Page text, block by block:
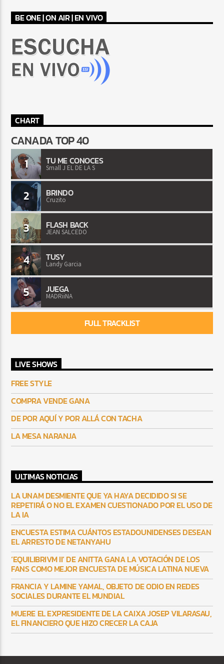
BE ONE | ON AIR | EN VIVO
CHART
CANADA TOP 40
1 TU ME CONOCES
Small J EL DE LA S
2 BRINDO
Cruzito
3 FLASH BACK
JEAN SALCEDO
4 TUSY
Landy Garcia
5 JUEGA
MADRiiNA
FULL TRACKLIST
LIVE SHOWS
FREE STYLE
COMPRA VENDE GANA
DE POR AQUÍ Y POR ALLÁ CON TACHA
LA MESA NARANJA
ULTIMAS NOTICIAS
LA UNAM DESMIENTE QUE YA HAYA DECIDIDO SI SE
REPETIRÁ O NO EL EXAMEN CUESTIONADO POR EL USO DE
LA IA
ENCUESTA ESTIMA CUÁNTOS ESTADOUNIDENSES DESEAN
EL ARRESTO DE NETANYAHU
‘EQUILIBRIVM II’ DE ANITTA GANA LA VOTACIÓN DE LOS
FANS COMO MEJOR ENCUESTA DE MÚSICA LATINA NUEVA
FRANCIA Y LAMINE YAMAL, OBJETO DE ODIO EN REDES
SOCIALES DURANTE EL MUNDIAL
MUERE EL EXPRESIDENTE DE LA CAIXA JOSEP VILARASAU,
EL FINANCIERO QUE HIZO CRECER LA CAJA